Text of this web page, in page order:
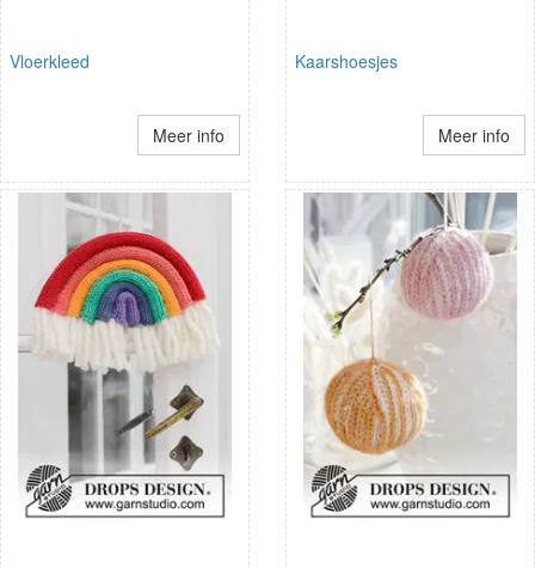
Vloerkleed
Meer info
Kaarshoesjes
Meer info